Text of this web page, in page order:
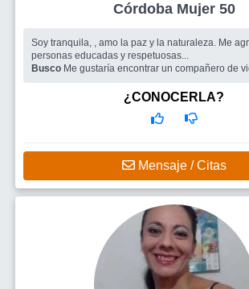
Córdoba Mujer 50
Soy tranquila, , amo la paz y la naturaleza. Me
personas educadas y respetuosas...
Busco Me gustaría encontrar un compañero de
¿CONOCERLA?
Mensaje / Citas